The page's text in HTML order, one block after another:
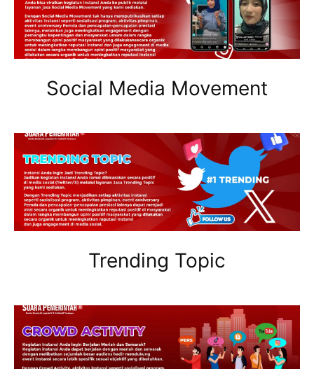
Social Media Movement
Trending Topic